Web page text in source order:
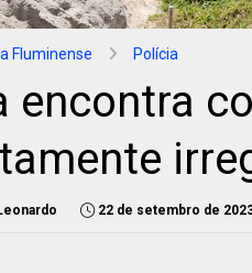
Fluminense Polícia
encontra
22 de setembro de